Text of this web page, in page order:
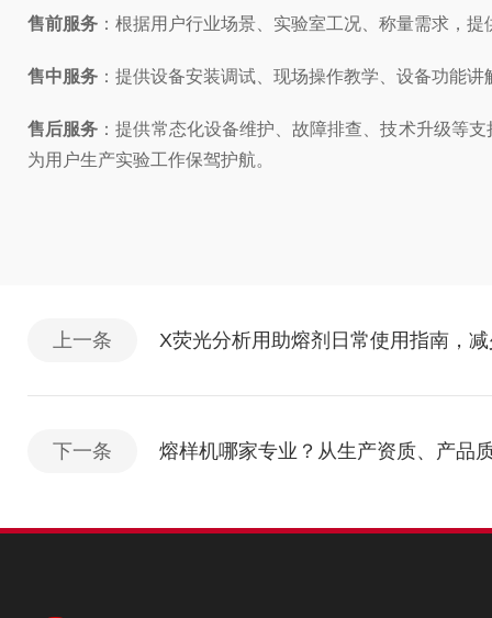
售前服务 ：根据用户行业场景、实验室工况、称量需求，
售中服务 ：提供设备安装调试、现场操作教学、设备功能
售后服务 ：提供常态化设备维护、故障排查、技术升级等
为用户生产实验工作保驾护航。
上一条 X荧光分析用助熔剂日常使用指南，
下一条 熔样机哪家专业？从生产资质、产品